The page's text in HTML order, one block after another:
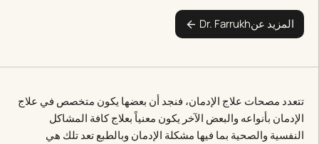
تتعدد مصحات علاج الإدمان، فنجد أن بعضها يكون متخصص في علاج
الإدمان بأنواعه والبعض الآخر يكون معنياً بعلاج كافة المشاكل
النفسية والصحية بما فيها مشكلة الإدمان وبالطبع تعد تلك هي
المزيد عنDr. Farrukh